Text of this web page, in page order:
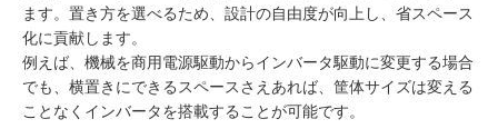
ます。置き方を選べるため、設計の自由度が向上し、省スペース
化に貢献します。
例えば、機械を商用電源駆動からインバータ駆動に変更する場合
でも、横置きにできるスペースさえあれば、筐体サイズは変える
ことなくインバータを搭載することが可能です。